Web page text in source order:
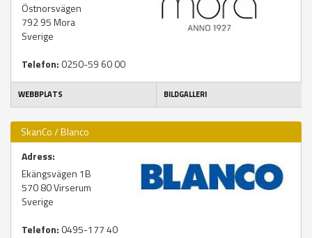
Östnorsvägen
792 95Mora
Sverige
Telefon: 0250-59 60 00
WEBBPLATS BILDGALLERI
SkanCo / Blanco
Adress:
Ekängsvägen 1B
570 80Virserum
Sverige
Telefon: 0495-177 40